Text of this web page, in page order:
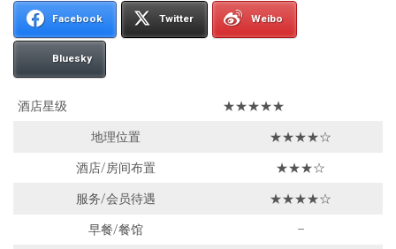
Facebook Twitter Weibo
Bluesky
酒店星级 ★★★★★
地理位置 ★★★★☆
酒店/房间布置 ★★★☆
服务/会员待遇 ★★★★☆
早餐/餐馆 –